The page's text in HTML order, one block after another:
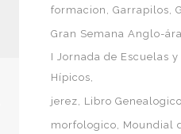
formacion
Garrapilos
Gran Semana Anglo-
I Jornada de Escuelas y
Hípicos
jerez
Libro Genealogico
morfologico
Moundial